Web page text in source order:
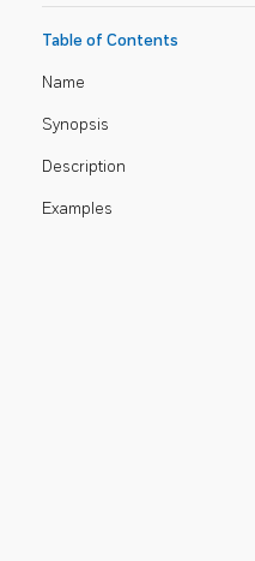
Table of Contents
Name
Synopsis
Description
Examples